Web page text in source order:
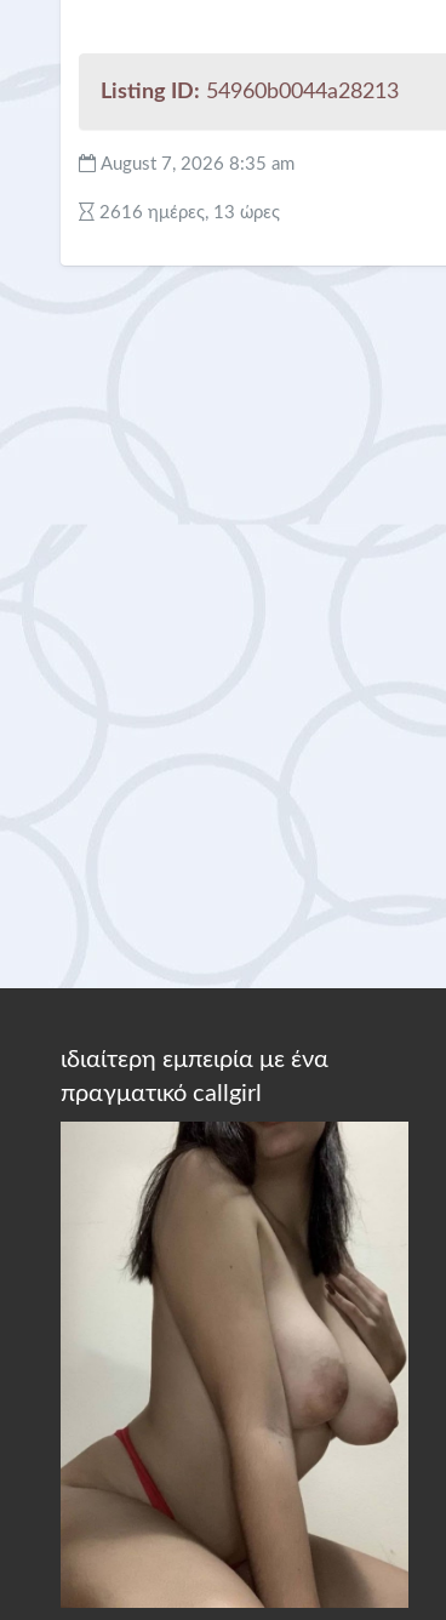
Listing ID: 54960b0044a28213
August 7, 2026 8:35 am
2616 ημέρες, 13 ώρες
ιδιαίτερη εμπειρία με ένα
πραγματικό callgirl